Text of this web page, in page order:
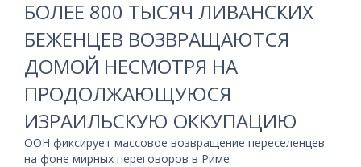
БОЛЕЕ 800 ТЫСЯЧ ЛИВАНСКИХ
БЕЖЕНЦЕВ ВОЗВРАЩАЮТСЯ
ДОМОЙ НЕСМОТРЯ НА
ПРОДОЛЖАЮЩУЮСЯ
ИЗРАИЛЬСКУЮ ОККУПАЦИЮ
ООН фиксирует массовое возвращение переселенцев
на фоне мирных переговоров в Риме